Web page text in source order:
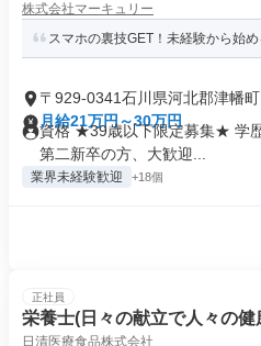
株式会社マーキュリー
スマホの裏技GET！未経験から始
〒929-0341石川県河北郡津幡町
月給21万円～30万円
資格 ★39歳以下限定募集★ 学
第二新卒の方、大歓迎...
業界未経験歓迎 +18個
正社員
栄養士(日々の献立で人々の健
日清医療食品株式会社